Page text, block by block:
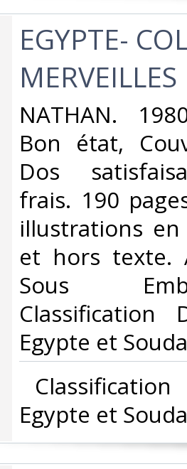
‎EGYPTE-
‎NATHAN.
Bon état,
Dos
frais. 190
illustrations
et hors texte.
Sous
Classification
Egypte et
Egypte et